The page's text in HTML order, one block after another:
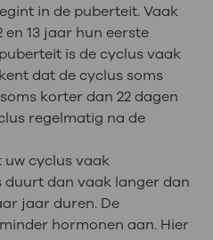
in de puberteit. Vaak
en 13 jaar hun eerste
is de cyclus vaak
dat de cyclus soms
korter dan 22 dagen
regelmatig na de
cyclus vaak
duurt dan vaak langer dan
jaar duren. De
hormonen aan. Hier